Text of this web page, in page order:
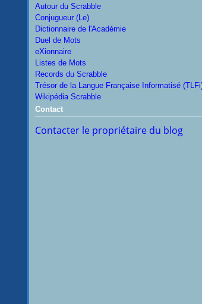
Autour du Scrabble
Conjugueur (Le)
Dictionnaire de l'Académie
Duel de Mots
eXionnaire
Listes de Mots
Records du Scrabble
Trésor de la Langue Française Informatisé
Wikipédia Scrabble
Contact
Contacter le propriétaire du blog